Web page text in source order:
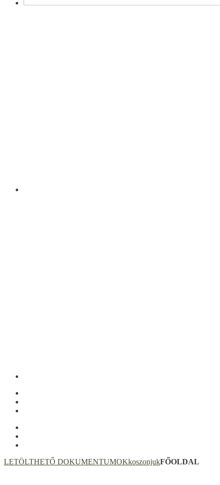
LETÖLTHETŐ DOKUMENTUMOKkoszonjukFŐOLDAL